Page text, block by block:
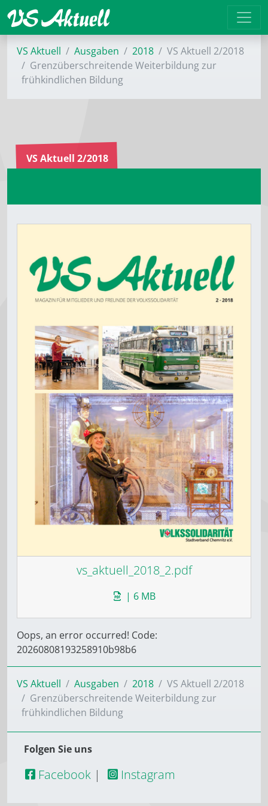
VS Aktuell Ausgaben 2018
VS Aktuell 2/2018
Grenzüberschreitende Weiterbildung zur
frühkindlichen Bildung
VS Aktuell 2/2018
vs_aktuell_2018_2.pdf
| 6 MB
Oops, an error occurred! Code:
20260808193258910b98b6
VS Aktuell Ausgaben 2018
VS Aktuell 2/2018
Grenzüberschreitende Weiterbildung zur
frühkindlichen Bildung
Folgen Sie uns
Facebook | Instagram